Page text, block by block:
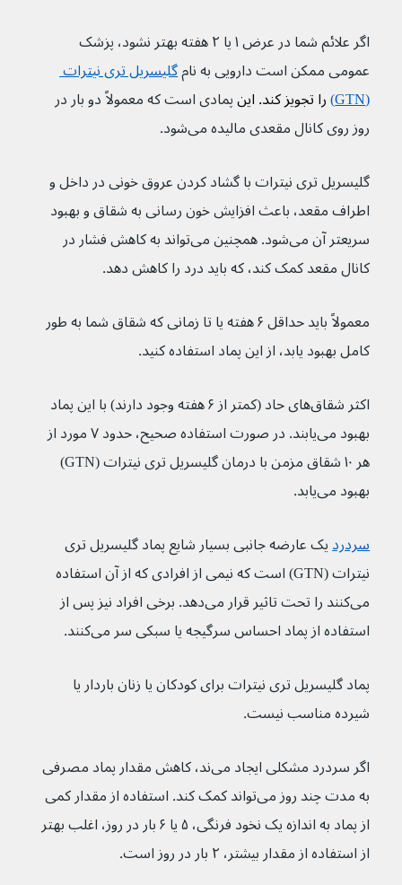
اگر علائم شما در عرض ۱ یا ۲ هفته بهتر نشود، پزشک
عمومی ممکن است دارویی به نام گلیسریل تری نیترات
(GTN)
را تجویز کند. این پمادی است که معمولاً دو بار در
روز روی کانال مقعدی مالیده می‌شود.
گلیسریل تری نیترات با گشاد کردن عروق خونی در داخل و
اطراف مقعد، باعث افزایش خون رسانی به شقاق و بهبود
سریعتر آن می‌شود. همچنین می‌تواند به کاهش فشار در
کانال مقعد کمک کند، که باید درد را کاهش دهد.
معمولاً باید حداقل ۶ هفته یا تا زمانی که شقاق شما به طور
کامل بهبود یابد، از این پماد استفاده کنید.
اکثر شقاق‌های حاد (کمتر از ۶ هفته وجود دارند) با این پماد
بهبود می‌یابند. در صورت استفاده صحیح، حدود ۷ مورد از
هر ۱۰ شقاق مزمن با درمان گلیسریل تری نیترات (GTN)
بهبود می‌یابد.
سردردیک عارضه جانبی بسیار شایع پماد گلیسریل تری
نیترات (GTN) است که نیمی از افرادی که از آن استفاده
می‌کنند را تحت تاثیر قرار می‌دهد. برخی افراد نیز پس از
استفاده از پماد احساس سرگیجه یا سبکی سر می‌کنند.
پماد گلیسریل تری نیترات برای کودکان یا زنان باردار یا
شیرده مناسب نیست.
اگر سردرد مشکلی ایجاد می‌ند، کاهش مقدار پماد مصرفی
به مدت چند روز می‌تواند کمک کند. استفاده از مقدار کمی
از پماد به اندازه یک نخود فرنگی، ۵ یا ۶ بار در روز، اغلب بهتر
از استفاده از مقدار بیشتر، ۲ بار در روز است.